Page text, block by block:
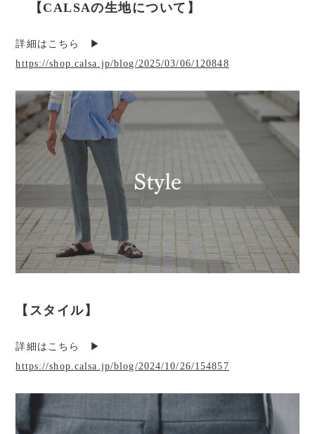
【CALSAの生地について】
詳細はこちら ▶︎
https://shop.calsa.jp/blog/2025/03/06/120848
【スタイル】
詳細はこちら ▶︎
https://shop.calsa.jp/blog/2024/10/26/154857